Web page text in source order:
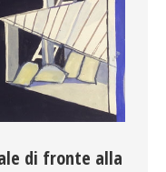
di fronte alla